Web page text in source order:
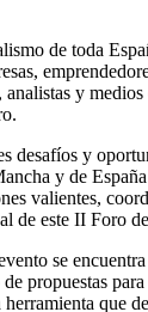
de toda
y
desafíos y
y de
valientes,
de este II Foro
se
propuestas
que